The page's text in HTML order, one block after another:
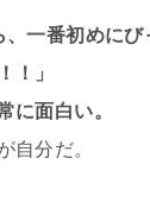
、一番初めに
！」
に面白い。
自分だ。